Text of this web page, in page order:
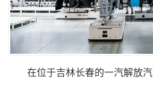
在位于吉林长春的一汽解放